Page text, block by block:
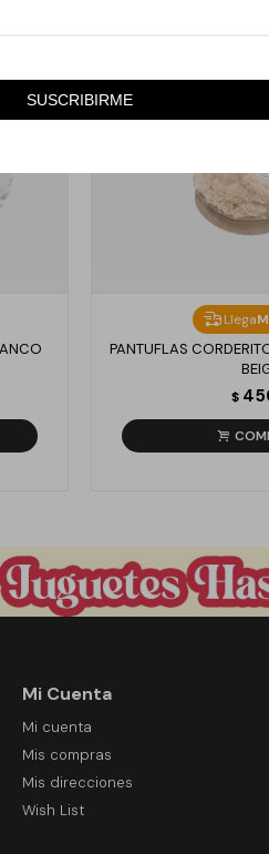
SUSCRIBIRME
Llega
PANTUFLAS
$
Mi Cuenta
Mi cuenta
Mis compras
Mis direcciones
Wish List